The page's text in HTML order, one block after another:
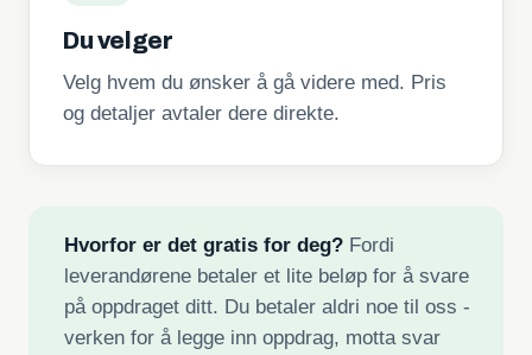
Du velger
Velg hvem du ønsker å gå videre med. Pris
og detaljer avtaler dere direkte.
Hvorfor er det gratis for deg?Fordi
leverandørene betaler et lite beløp for å svare
på oppdraget ditt. Du betaler aldri noe til oss -
verken for å legge inn oppdrag, motta svar